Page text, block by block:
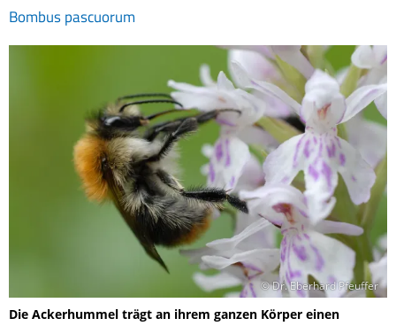
Bombus pascuorum
© Dr. Eberhard Pfeuffer
Die Ackerhummel trägt an ihrem ganzen Körper einen